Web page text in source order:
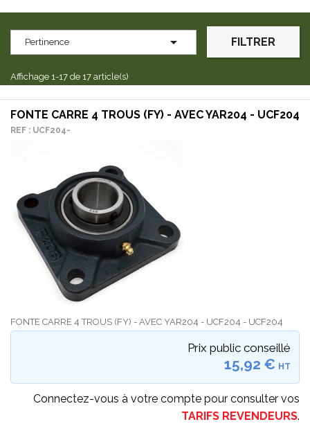
Pertinence  FILTRER
Affichage 1-17 de 17 article(s)
FONTE CARRE 4 TROUS (FY) - AVEC YAR204 - UCF204
REF : UCF204-
FONTE CARRE 4 TROUS (FY) - AVEC YAR204 - UCF204 - UCF204
Prix public conseillé
15,92 € HT
Connectez-vous à votre compte pour consulter vos
TARIFS REVENDEURS.